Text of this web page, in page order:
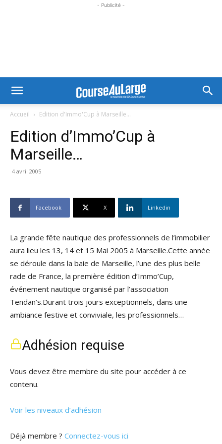
- Publicité -
Accueil Edition d'Immo'Cup à Marseille...
Edition d’Immo’Cup à
Marseille…
4 avril 2005
Facebook X Linkedin
La grande fête nautique des professionnels de l’immobilier
aura lieu les 13, 14 et 15 Mai 2005 à Marseille.Cette année
se déroule dans la baie de Marseille, l’une des plus belle
rade de France, la première édition d’Immo’Cup,
événement nautique organisé par l’association
Tendan’s.Durant trois jours exceptionnels, dans une
ambiance festive et conviviale, les professionnels…
Adhésion requise
Vous devez être membre du site pour accéder à ce
contenu.
Voir les niveaux d’adhésion
Déjà membre ? Connectez-vous ici